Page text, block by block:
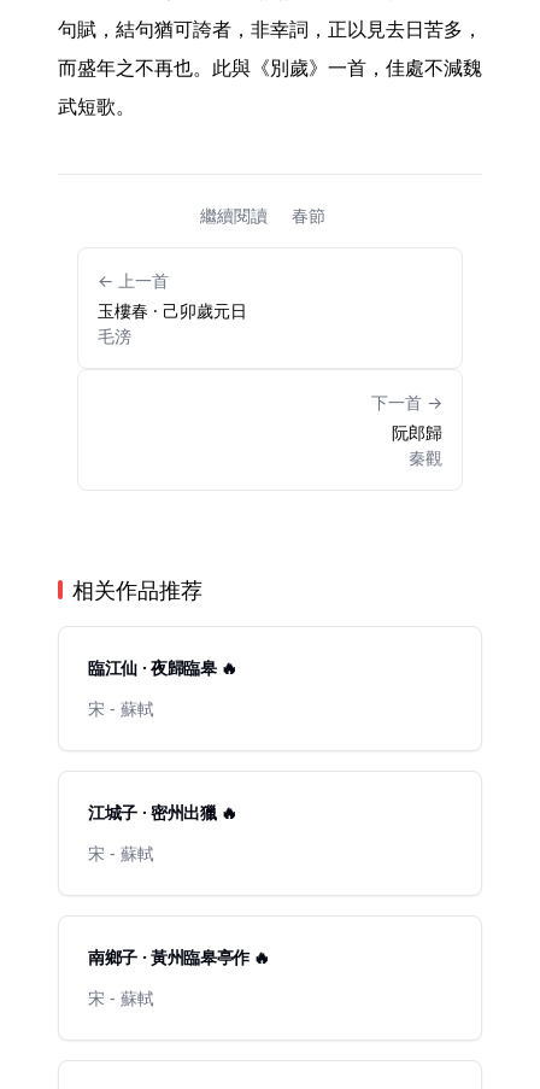
句賦，結句猶可誇者，非幸詞，正以見去日苦多，
而盛年之不再也。此與《別歲》一首，佳處不減魏
武短歌。
繼續閱讀 春節
← 上一首
玉樓春 · 己卯歲元日
毛滂
下一首 →
阮郎歸
秦觀
相关作品推荐
臨江仙 · 夜歸臨皋 🔥
宋 - 蘇軾
江城子 · 密州出獵 🔥
宋 - 蘇軾
南鄉子 · 黃州臨皋亭作 🔥
宋 - 蘇軾